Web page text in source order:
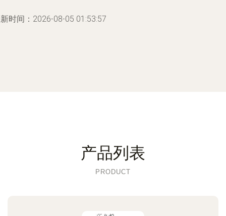
时间：2026-08-05 01:53:57
产品列表
PRODUCT